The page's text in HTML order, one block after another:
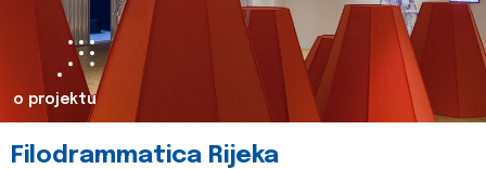
o projektu
Filodrammatica Rijeka